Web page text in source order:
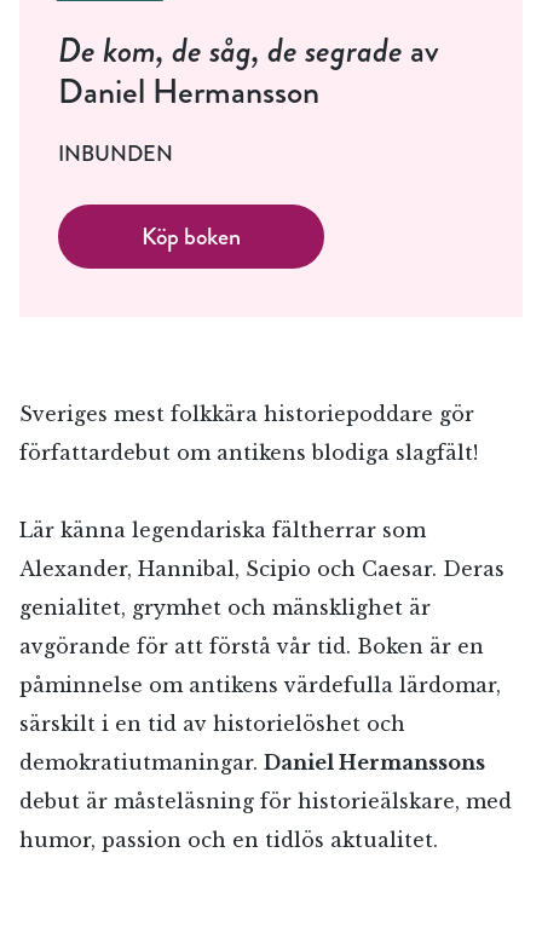
De kom, de såg, de segradeav
Daniel Hermansson
INBUNDEN
Köp boken
Sveriges mest folkkära historiepoddare gör
författardebut om antikens blodiga slagfält!
Lär känna legendariska fältherrar som
Alexander, Hannibal, Scipio och Caesar. Deras
genialitet, grymhet och mänsklighet är
avgörande för att förstå vår tid. Boken är en
påminnelse om antikens värdefulla lärdomar,
särskilt i en tid av historielöshet och
demokratiutmaningar. Daniel Hermanssons
debut är måsteläsning för historieälskare, med
humor, passion och en tidlös aktualitet.